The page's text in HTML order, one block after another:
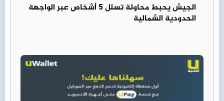
الجيش يحبط محاولة تسلل 5 أشخاص عبر الواجهة
الحدودية الشمالية